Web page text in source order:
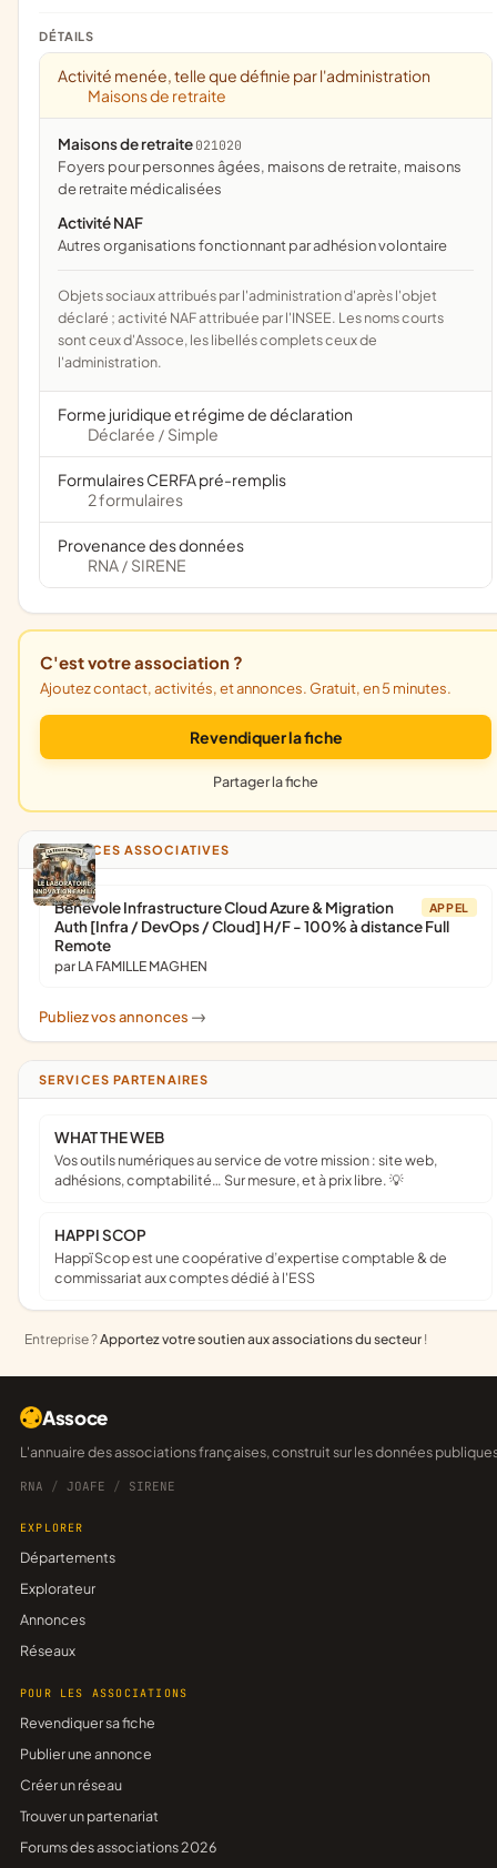
DÉTAILS
Activité menée, telle que définie par l'administration
Maisons de retraite
Maisons de retraite 021020
foyers pour personnes âgées, maisons de retraite, maisons
de retraite médicalisées
Activité NAF
Autres organisations fonctionnant par adhésion volontaire
Objets sociaux attribués par l'administration d'après l'objet
déclaré ; activité NAF attribuée par l'INSEE. Les noms courts
sont ceux d'Assoce, les libellés complets ceux de
l'administration.
Forme juridique et régime de déclaration
Déclarée / Simple
Formulaires CERFA pré-remplis
2 formulaires
Provenance des données
RNA / SIRENE
C'est votre association ?
Ajoutez contact, activités, et annonces. Gratuit, en 5 minutes.
Revendiquer la fiche
Partager la fiche
ANNONCES ASSOCIATIVES
APPEL
Bénévole Infrastructure Cloud Azure & Migration
Auth [Infra / DevOps / Cloud] H/F - 100% à distance Full
Remote
par LA FAMILLE MAGHEN
Publiez vos annonces ->
SERVICES PARTENAIRES
WHAT THE WEB
Vos outils numériques au service de votre mission : site web,
adhésions, comptabilité… Sur mesure, et à prix libre. 💡
HAPPI SCOP
Happï Scop est une coopérative d’expertise comptable & de
commissariat aux comptes dédié à l'ESS
Entreprise ?Apportez votre soutien aux associations du secteur !
Assoce
L'annuaire des associations françaises, construit sur les données
RNA / JOAFE / SIRENE
EXPLORER
Départements
Explorateur
Annonces
Réseaux
POUR LES ASSOCIATIONS
Revendiquer sa fiche
Publier une annonce
Créer un réseau
Trouver un partenariat
Forums des associations 2026